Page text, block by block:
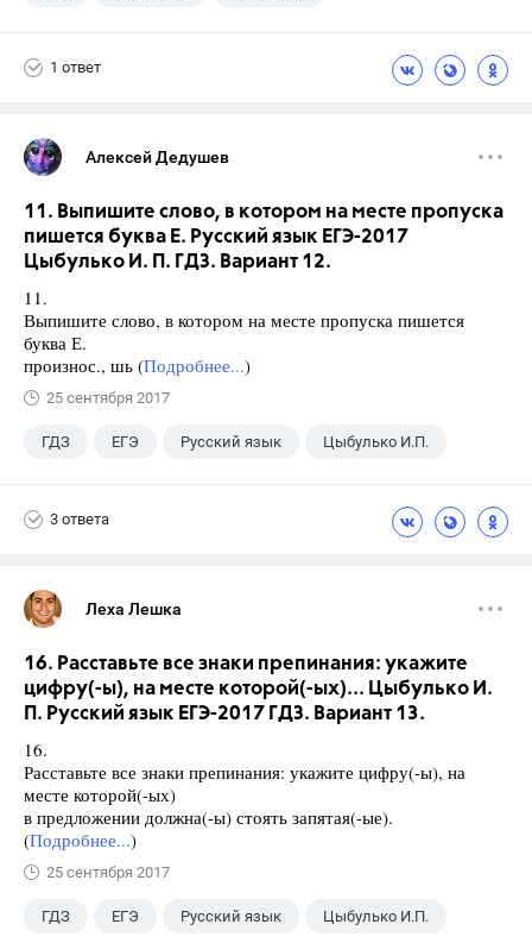
1 ответ
Алексей Дедушев
11. Выпишите слово, в котором на месте пропуска
пишется буква Е. Русский язык ЕГЭ-2017
Цыбулько И. П. ГДЗ. Вариант 12.
11.
Выпишите слово, в котором на месте пропуска пишется
буква Е.
произнос., шь (Подробнее...)
25 сентября 2017
ГДЗ ЕГЭ Русский язык Цыбулько И.П.
3 ответа
Леха Лешка
16. Расставьте все знаки препинания: укажите
цифру(-ы), на месте которой(-ых)... Цыбулько И.
П. Русский язык ЕГЭ-2017 ГДЗ. Вариант 13.
16.
Расставьте все знаки препинания: укажите цифру(-ы), на
месте которой(-ых)
в предложении должна(-ы) стоять запятая(-ые).
(Подробнее...)
25 сентября 2017
ГДЗ ЕГЭ Русский язык Цыбулько И.П.